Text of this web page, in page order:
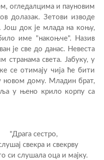
огледалцима и пауновим
долазак. Зетови изводе
Још док је млада на коњу,
име "накоњче". Назив
је све до данас. Невеста
света. Јабуку, у
се отимају чија ће бити
у новом дому. Младин брат,
у њено крило корпу са
"Драга сестро,
свекра и свекрву
си слушала оца и мајку.